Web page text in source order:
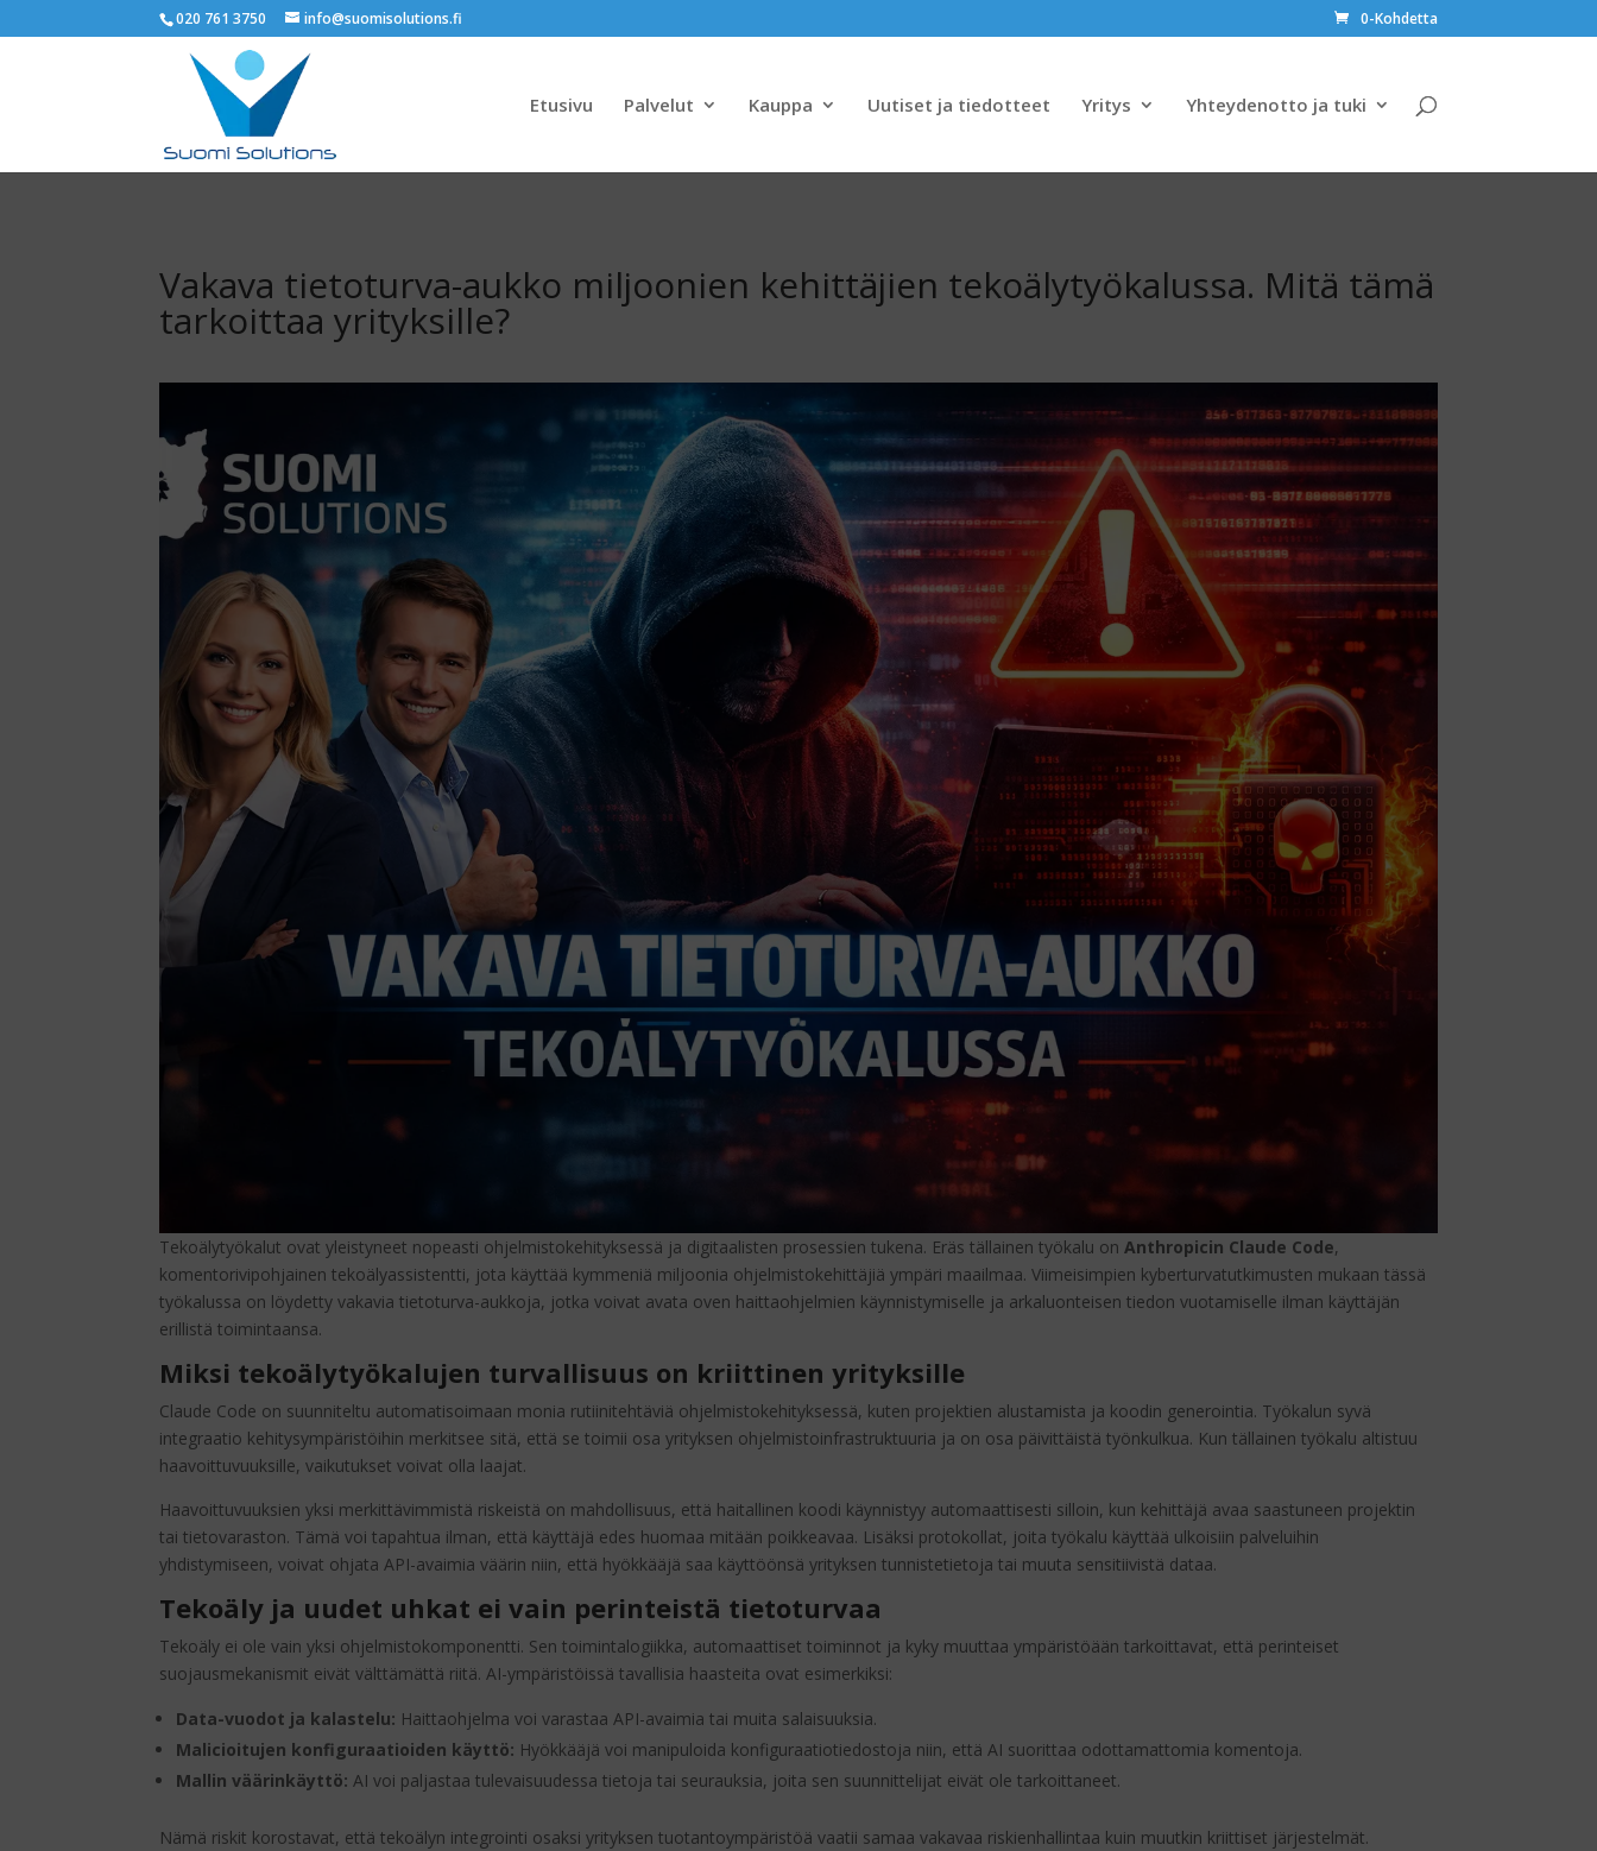
020 761 3750 info@suomisolutions.fi 0-Kohdetta
Etusivu Palvelut Kauppa Uutiset ja tiedotteet Yritys Yhteydenotto ja tuki
Vakava tietoturva-aukko miljoonien kehittäjien tekoälytyökalussa. Mitä tämä
tarkoittaa yrityksille?
Tekoälytyökalut ovat yleistyneet nopeasti ohjelmistokehityksessä ja digitaalisten prosessien tukena. Eräs tällainen työkalu onAnthropicin Claude Code,
komentorivipohjainen tekoälyassistentti, jota käyttää kymmeniä miljoonia ohjelmistokehittäjiä ympäri maailmaa. Viimeisimpien kyberturvatutkimusten mukaan tässä
työkalussa on löydetty vakavia tietoturva-aukkoja, jotka voivat avata oven haittaohjelmien käynnistymiselle ja arkaluonteisen tiedon vuotamiselle ilman käyttäjän
erillistä toimintaansa.
Miksi tekoälytyökalujen turvallisuus on kriittinen yrityksille
Claude Code on suunniteltu automatisoimaan monia rutiinitehtäviä ohjelmistokehityksessä, kuten projektien alustamista ja koodin generointia. Työkalun syvä
integraatio kehitysympäristöihin merkitsee sitä, että se toimii osa yrityksen ohjelmistoinfrastruktuuria ja on osa päivittäistä työnkulkua. Kun tällainen työkalu altistuu
haavoittuvuuksille, vaikutukset voivat olla laajat.
Haavoittuvuuksien yksi merkittävimmistä riskeistä on mahdollisuus, että haitallinen koodi käynnistyy automaattisesti silloin, kun kehittäjä avaa saastuneen projektin
tai tietovaraston. Tämä voi tapahtua ilman, että käyttäjä edes huomaa mitään poikkeavaa. Lisäksi protokollat, joita työkalu käyttää ulkoisiin palveluihin
yhdistymiseen, voivat ohjata API-avaimia väärin niin, että hyökkääjä saa käyttöönsä yrityksen tunnistetietoja tai muuta sensitiivistä dataa.
Tekoäly ja uudet uhkat ei vain perinteistä tietoturvaa
Tekoäly ei ole vain yksi ohjelmistokomponentti. Sen toimintalogiikka, automaattiset toiminnot ja kyky muuttaa ympäristöään tarkoittavat, että perinteiset
suojausmekanismit eivät välttämättä riitä. AI-ympäristöissä tavallisia haasteita ovat esimerkiksi:
Data-vuodot ja kalastelu: Haittaohjelma voi varastaa API-avaimia tai muita salaisuuksia.
Malicioitujen konfiguraatioiden käyttö: Hyökkääjä voi manipuloida konfiguraatiotiedostoja niin, että AI suorittaa odottamattomia komentoja.
Mallin väärinkäyttö: AI voi paljastaa tulevaisuudessa tietoja tai seurauksia, joita sen suunnittelijat eivät ole tarkoittaneet.
Nämä riskit korostavat, että tekoälyn integrointi osaksi yrityksen tuotantoympäristöä vaatii samaa vakavaa riskienhallintaa kuin muutkin kriittiset järjestelmät.